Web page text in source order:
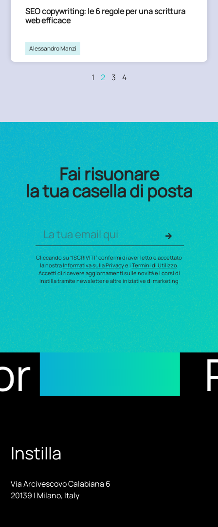
SEO copywriting: le 6 regole per una scrittura
web efficace
Alessandro Manzi
1 2 3 4
Fai risuonare
la tua casella di posta
Cliccando su “ISCRIVITI” confermi di aver letto e accettato
la nostra Informativa sulla Privacye iTermini di Utilizzo.
Accetti di ricevere aggiornamenti sulle novità e i corsi di
Instilla tramite newsletter e altre iniziative di marketing
Instilla
Via Arcivescovo Calabiana 6
20139 | Milano, Italy